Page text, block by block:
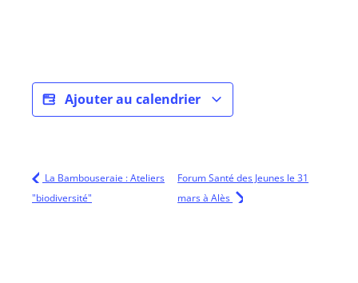
Ajouter au calendrier
La Bambouseraie : Ateliers
"biodiversité"
Forum Santé des Jeunes le 31
mars à Alès